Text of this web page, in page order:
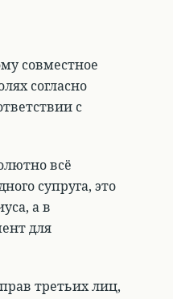
совместное
согласно
с
всё
супруга, это
а в
для
третьих лиц,